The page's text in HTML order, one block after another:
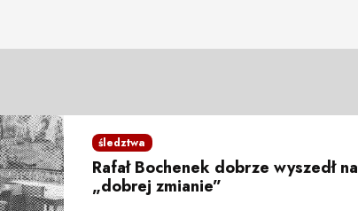
śledztwa
Rafał Bochenek dobrze wyszedł na
„dobrej zmianie”